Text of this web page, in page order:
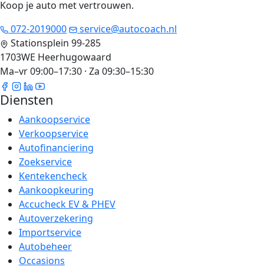
Koop je auto met vertrouwen.
072-2019000
service@autocoach.nl
Stationsplein 99-285
1703WE Heerhugowaard
Ma–vr 09:00–17:30 · Za 09:30–15:30
Diensten
Aankoopservice
Verkoopservice
Autofinanciering
Zoekservice
Kentekencheck
Aankoopkeuring
Accucheck EV & PHEV
Autoverzekering
Importservice
Autobeheer
Occasions